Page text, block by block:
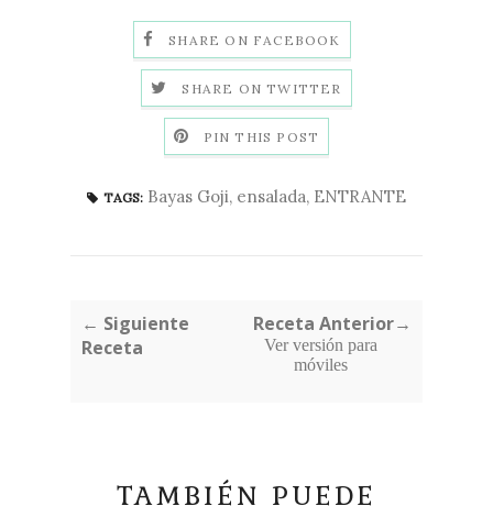
SHARE ON FACEBOOK
SHARE ON TWITTER
PIN THIS POST
TAGS: Bayas Goji, ensalada, ENTRANTE
← Siguiente
Receta
Receta Anterior→
Ver versión para
móviles
TAMBIÉN PUEDE